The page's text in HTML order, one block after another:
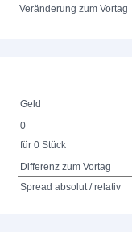
Veränderung zum Vortag
Geld
0
für 0 Stück
Differenz zum Vortag
Spread absolut / relativ